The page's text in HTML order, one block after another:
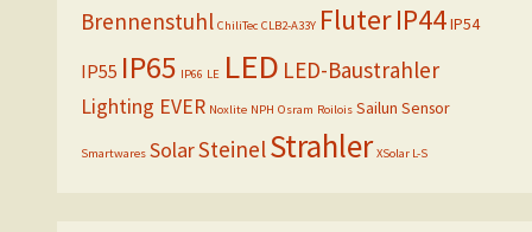
Brennenstuhl ChiliTec CLB2-A33Y FluterIP44IP54
IP55 IP65 IP66 LE LED LED-Baustrahler
Lighting EVER Noxlite NPH Osram Roilois Sailun Sensor
Smartwares SolarSteinelStrahler XSolar L-S